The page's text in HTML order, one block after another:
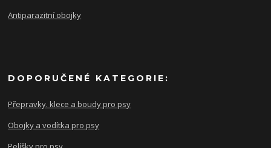
Antiparazitní obojky
DOPORUČENÉ KATEGORIE:
Přepravky. klece a boudy pro psy
Obojky a vodítka pro psy